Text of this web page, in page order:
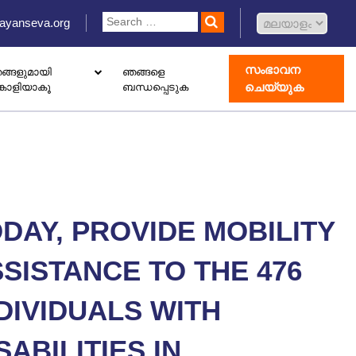
ഞങ്ങളെ
ബന്ധപ്പെടുക
സംഭാവന
ചെയ്യുക
PROVIDE MOBILITY
TO THE 476
WITH